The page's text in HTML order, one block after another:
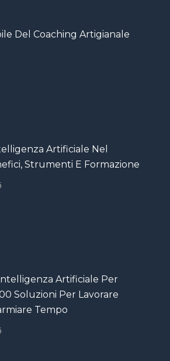
Del Coaching Artigianale
Artificiale Nel
Strumenti E Formazione
Artificiale Per
Soluzioni Per Lavorare
Tempo